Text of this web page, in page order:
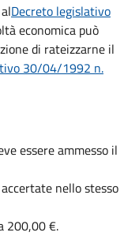
Decreto legislativo
economica può
di rateizzarne il
30/04/1992 n.
essere ammesso il
nello stesso
200,00 €.